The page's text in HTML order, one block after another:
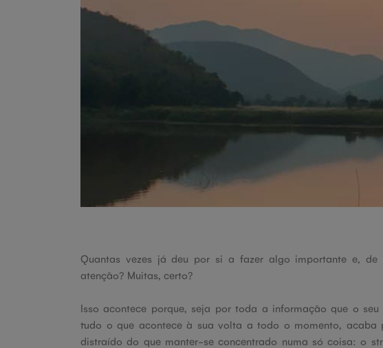
Quantas vezes já deu por si a fazer algo importante e, de
atenção? Muitas, certo?
Isso acontece porque, seja por toda a informação que o
tudo o que acontece à sua volta a todo o momento, acaba
distraído do que manter-se concentrado numa só coisa: o